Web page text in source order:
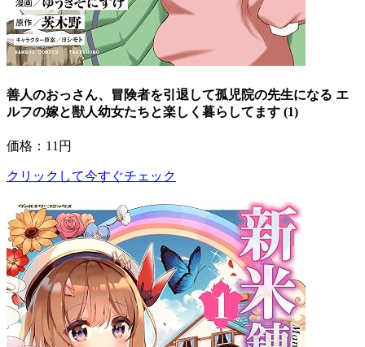
善人のおっさん、冒険者を引退して孤児院の先生になる エ
ルフの嫁と獣人幼女たちと楽しく暮らしてます (1)
価格：11円
クリックして今すぐチェック